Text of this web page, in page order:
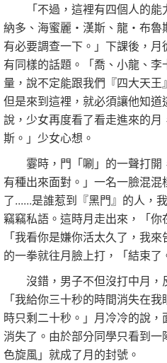
「不過，這裡有四個人的能
納多、海蜜麗‧漢斯、龍‧布魯
有必要調查一下。」下課後，
有同樣的話題。「喬、小龍、
量，說不定能跟我們『四大天
但是來到這裡，就必須讓他知
說，少女再度看了看走進來的
斯。」少女心想。
霎時，門「唰」的一聲打開
有種出來面對。」一名一臉混
了......是誰惹到『黑門』的人，
竊竊私語。這時月走出來，「你
「我看你是嫌你活太久了，我
的一拳就往月臉上打，「結束了
沒錯，男子不但沒打中月，
「我給你三十秒的時間消失在
時只剩二十秒。」月冷冷的說
消失了。由於部分同學只看到
色旋風」就成了月的封號。